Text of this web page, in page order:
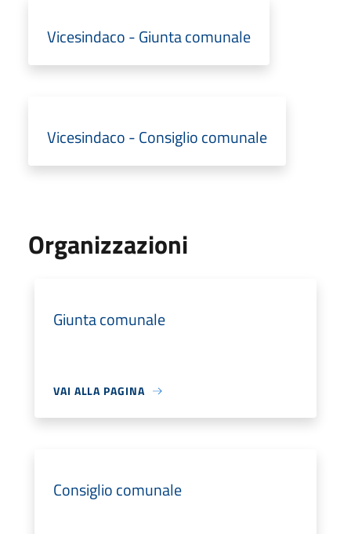
Vicesindaco - Giunta comunale
Vicesindaco - Consiglio comunale
Organizzazioni
Giunta comunale
VAI ALLA PAGINA
Consiglio comunale